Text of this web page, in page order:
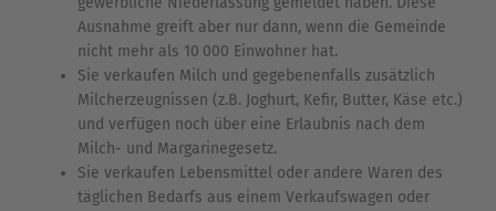
Ausnahme greift aber nur dann, wenn die Gemeinde
nicht mehr als 10 000 Einwohner hat.
Sie verkaufen Milch und gegebenenfalls zusätzlich
Milcherzeugnissen (z.B. Joghurt, Kefir, Butter, Käse etc.)
und verfügen noch über eine Erlaubnis nach dem
Milch- und Margarinegesetz.
Sie verkaufen Lebensmittel oder andere Waren des
täglichen Bedarfs aus einem Verkaufswagen oder